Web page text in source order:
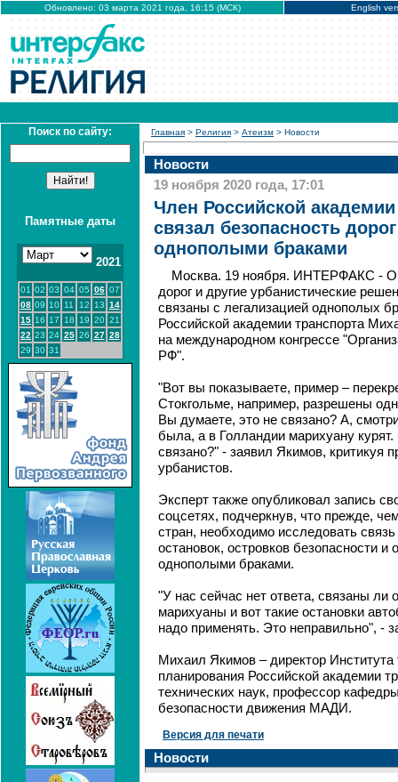
Обновлено: 03 марта 2021 года, 16:15 (МСК) English
Поиск по сайту:
Памятные даты
2021
01 02 03 04 05 06 07
08 09 10 11 12 13 14
15 16 17 18 19 20 21
22 23 24 25 26 27 28
29 30 31
Главная > Религия > Атеизм > Новости
Новости
19 ноября 2020 года, 17:01
Член Российской
связал безопасность
однополыми браками
Москва. 19 ноября. ИНТЕРФАКС -
дорог и другие урбанистические
связаны с легализацией однополых
Российской академии транспорта
на международном конгрессе
РФ".
"Вот вы показываете, пример –
Стокгольме, например, разрешены
Вы думаете, это не связано? А,
была, а в Голландии марихуану
связано?" - заявил Якимов, критикуя
урбанистов.
Эксперт также опубликовал запись
соцсетях, подчеркнув, что прежде,
стран, необходимо исследовать
остановок, островков безопасности и
однополыми браками.
"У нас сейчас нет ответа, связаны ли
марихуаны и вот такие остановки
надо применять. Это неправильно", -
Михаил Якимов – директор Института
планирования Российской академии
технических наук, профессор
безопасности движения МАДИ.
Версия для печати
Новости